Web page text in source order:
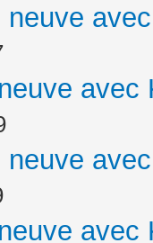
avec
avec